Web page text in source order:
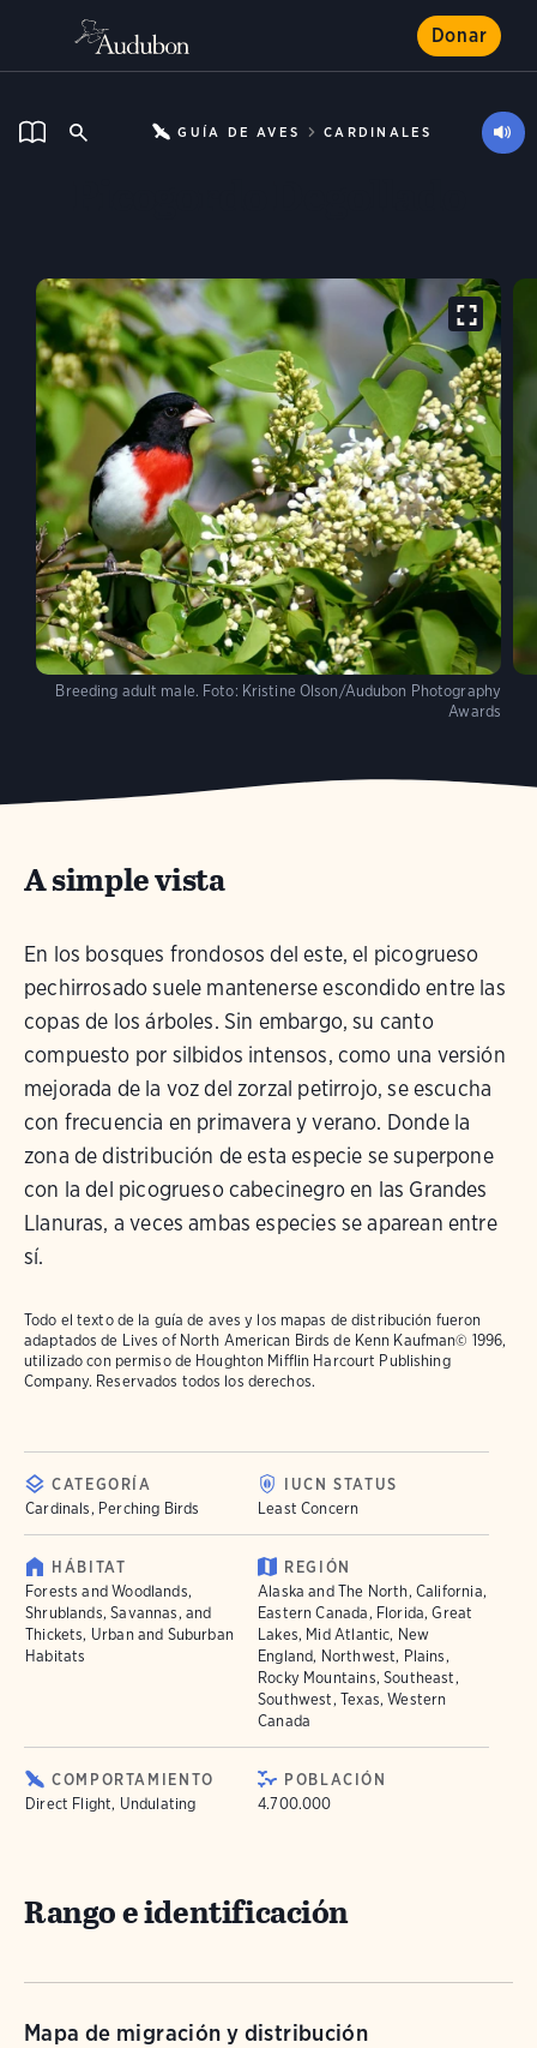
Donar
GUÍA DE AVES CARDINALES
Breeding adult male. Foto: Kristine Olson/Audubon Photography
Awards
A simple vista
En los bosques frondosos del este, el picogrueso
pechirrosado suele mantenerse escondido entre las
copas de los árboles. Sin embargo, su canto
compuesto por silbidos intensos, como una versión
mejorada de la voz del zorzal petirrojo, se escucha
con frecuencia en primavera y verano. Donde la
zona de distribución de esta especie se superpone
con la del picogrueso cabecinegro en las Grandes
Llanuras, a veces ambas especies se aparean entre
sí.
Todo el texto de la guía de aves y los mapas de distribución fueron
adaptados de Lives of North American Birds de Kenn Kaufman© 1996,
utilizado con permiso de Houghton Mifflin Harcourt Publishing
Company. Reservados todos los derechos.
CATEGORÍA
Cardinals, Perching Birds
IUCN STATUS
Least Concern
HÁBITAT
Forests and Woodlands,
Shrublands, Savannas, and
Thickets, Urban and Suburban
Habitats
REGIÓN
Alaska and The North, California,
Eastern Canada, Florida, Great
Lakes, Mid Atlantic, New
England, Northwest, Plains,
Rocky Mountains, Southeast,
Southwest, Texas, Western
Canada
COMPORTAMIENTO
Direct Flight, Undulating
POBLACIÓN
4.700.000
Rango e identificación
Mapa de migración y distribución